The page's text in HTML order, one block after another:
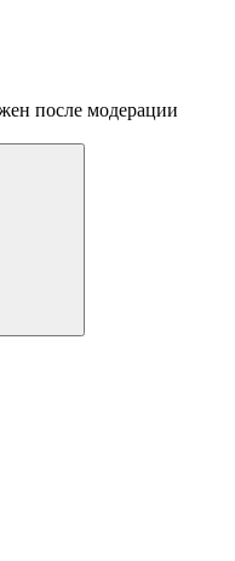
после модерации